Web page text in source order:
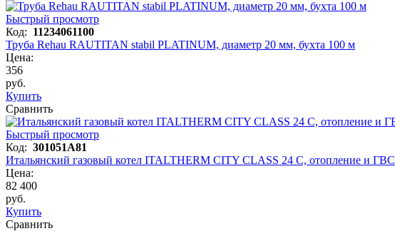
Быстрый просмотр
Код: 11234061100
Труба Rehau RAUTITAN stabil PLATINUM, диаметр 20 мм, бухта 100 м
Цена:
356
руб.
Купить
Сравнить
Быстрый просмотр
Код: 301051A81
Итальянский газовый котел ITALTHERM CITY CLASS 24 C, отопление и ГВС
Цена:
82 400
руб.
Купить
Сравнить